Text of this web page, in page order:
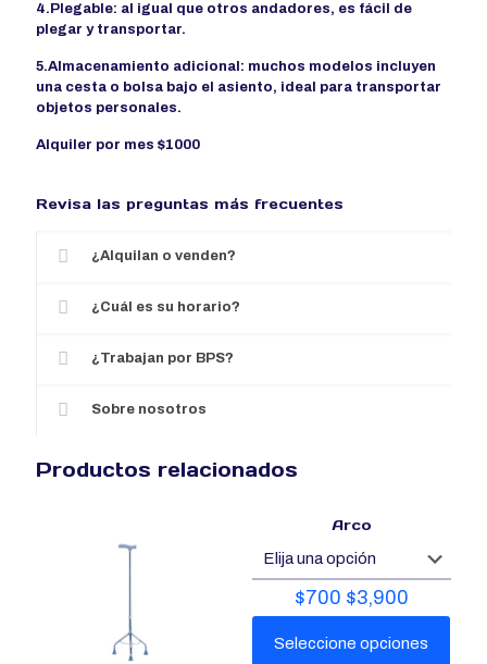
4.Plegable: al igual que otros andadores, es fácil de
plegar y transportar.
5.Almacenamiento adicional: muchos modelos incluyen
una cesta o bolsa bajo el asiento, ideal para transportar
objetos personales.
Alquiler por mes $1000
Revisa las preguntas más frecuentes
¿Alquilan o venden?
¿Cuál es su horario?
¿Trabajan por BPS?
Sobre nosotros
Productos relacionados
Arco
$700 $3,900
Seleccione opciones